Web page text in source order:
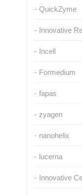
QuickZyme
Innovative
Incell
Formedium
fapas
zyagen
nanohelix
lucerna
Innovative